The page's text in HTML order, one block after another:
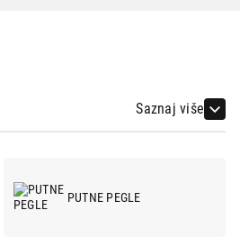
Saznaj više
PUTNE PEGLE